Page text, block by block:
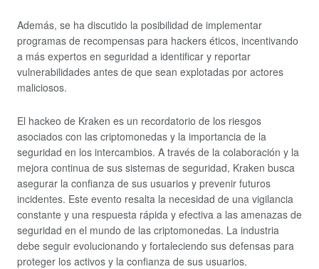
Además, se ha discutido la posibilidad de implementar
programas de recompensas para hackers éticos, incentivando
a más expertos en seguridad a identificar y reportar
vulnerabilidades antes de que sean explotadas por actores
maliciosos.
El hackeo de Kraken es un recordatorio de los riesgos
asociados con las criptomonedas y la importancia de la
seguridad en los intercambios. A través de la colaboración y la
mejora continua de sus sistemas de seguridad, Kraken busca
asegurar la confianza de sus usuarios y prevenir futuros
incidentes. Este evento resalta la necesidad de una vigilancia
constante y una respuesta rápida y efectiva a las amenazas de
seguridad en el mundo de las criptomonedas. La industria
debe seguir evolucionando y fortaleciendo sus defensas para
proteger los activos y la confianza de sus usuarios.